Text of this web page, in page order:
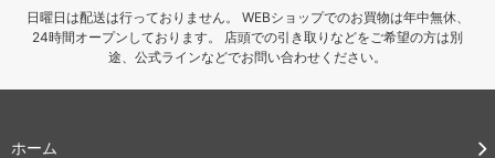
日曜日は配送は行っておりません。 WEBショップでのお買物は年中無休、
24時間オープンしております。 店頭での引き取りなどをご希望の方は別
途、公式ラインなどでお問い合わせください。
ホーム